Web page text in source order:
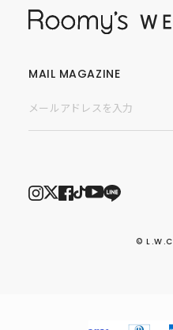
MAIL MAGAZINE
©